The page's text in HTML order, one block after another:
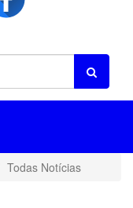
Todas Notícias